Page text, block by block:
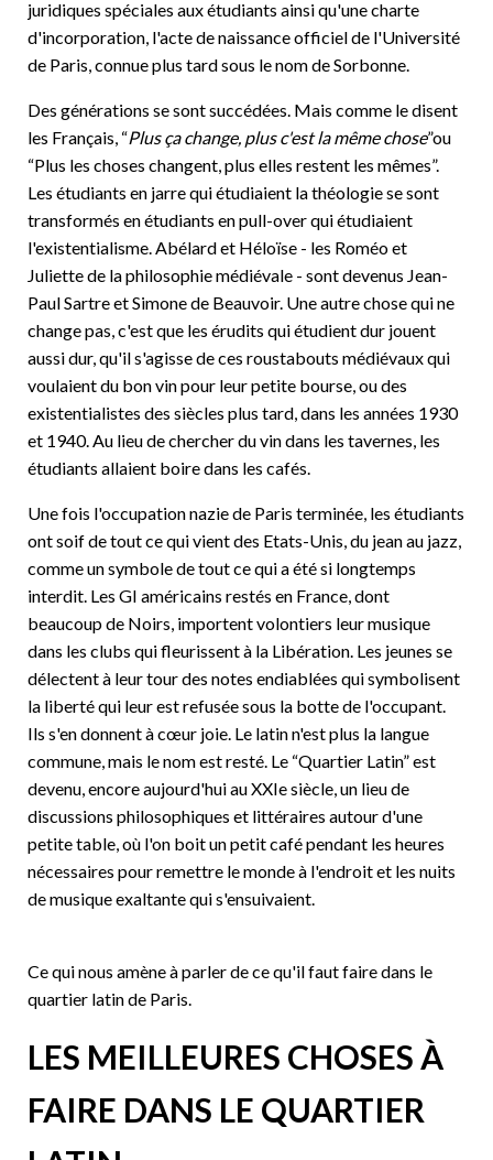
juridiques spéciales aux étudiants ainsi qu'une charte
d'incorporation, l'acte de naissance officiel de l'Université
de Paris, connue plus tard sous le nom de Sorbonne.
Des générations se sont succédées. Mais comme le disent
les Français, “Plus ça change, plus c'est la même chose”ou
“Plus les choses changent, plus elles restent les mêmes”.
Les étudiants en jarre qui étudiaient la théologie se sont
transformés en étudiants en pull-over qui étudiaient
l'existentialisme. Abélard et Héloïse - les Roméo et
Juliette de la philosophie médiévale - sont devenus Jean-
Paul Sartre et Simone de Beauvoir. Une autre chose qui ne
change pas, c'est que les érudits qui étudient dur jouent
aussi dur, qu'il s'agisse de ces roustabouts médiévaux qui
voulaient du bon vin pour leur petite bourse, ou des
existentialistes des siècles plus tard, dans les années 1930
et 1940. Au lieu de chercher du vin dans les tavernes, les
étudiants allaient boire dans les cafés.
Une fois l'occupation nazie de Paris terminée, les étudiants
ont soif de tout ce qui vient des Etats-Unis, du jean au jazz,
comme un symbole de tout ce qui a été si longtemps
interdit. Les GI américains restés en France, dont
beaucoup de Noirs, importent volontiers leur musique
dans les clubs qui fleurissent à la Libération. Les jeunes se
délectent à leur tour des notes endiablées qui symbolisent
la liberté qui leur est refusée sous la botte de l'occupant.
Ils s'en donnent à cœur joie. Le latin n'est plus la langue
commune, mais le nom est resté. Le “Quartier Latin” est
devenu, encore aujourd'hui au XXIe siècle, un lieu de
discussions philosophiques et littéraires autour d'une
petite table, où l'on boit un petit café pendant les heures
nécessaires pour remettre le monde à l'endroit et les nuits
de musique exaltante qui s'ensuivaient.
Ce qui nous amène à parler de ce qu'il faut faire dans le
quartier latin de Paris.
LES MEILLEURES CHOSES À
FAIRE DANS LE QUARTIER